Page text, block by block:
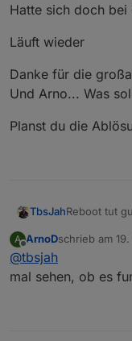
Hatte sich doch
Läuft wieder
Danke für die
Und Arno... Was
Planst du die
TbsJahReboot tut
verschluckt
Läuft wieder
Danke für
A
Offline
ArnoDschrieb am
zuletzt editiert
@tbsjah
mal sehen, ob es